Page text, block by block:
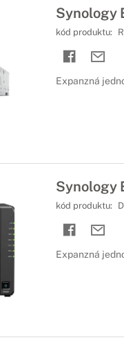
Synology
kód produktu:
Expanzná
Synology
kód produktu:
Expanzná